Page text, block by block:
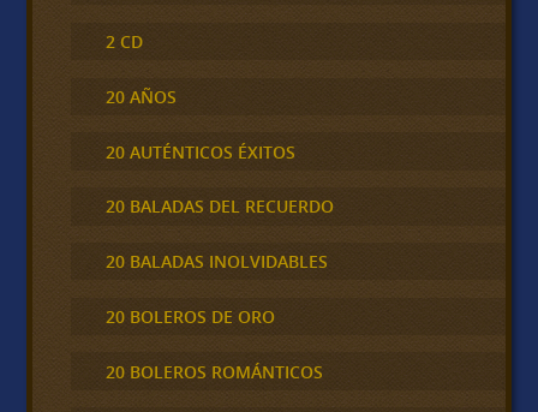
2 CD
20 AÑOS
20 AUTÉNTICOS ÉXITOS
20 BALADAS DEL RECUERDO
20 BALADAS INOLVIDABLES
20 BOLEROS DE ORO
20 BOLEROS ROMÁNTICOS